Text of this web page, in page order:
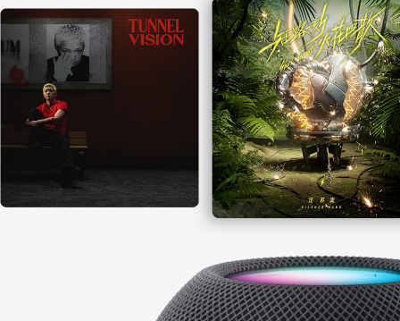
口
中
打
开)